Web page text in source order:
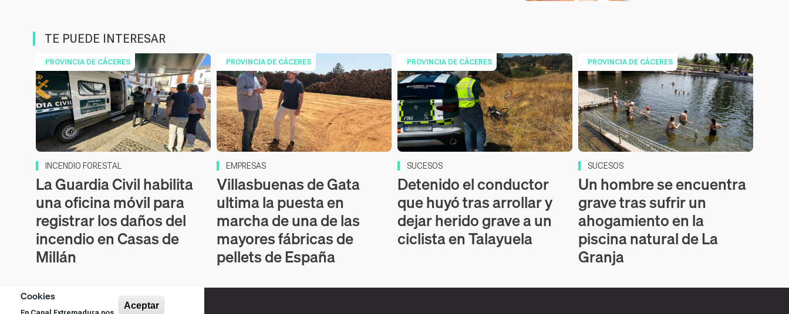
Cookies
Aceptar
TE PUEDE INTERESAR
PROVINCIA DE CÁCERES
INCENDIO FORESTAL
La Guardia Civil habilita
una oficina móvil para
registrar los daños del
incendio en Casas de
Millán
PROVINCIA DE CÁCERES
EMPRESAS
Villasbuenas de Gata
ultima la puesta en
marcha de una de las
mayores fábricas de
pellets de España
PROVINCIA DE CÁCERES
SUCESOS
Detenido el conductor
que huyó tras arrollar y
dejar herido grave a un
ciclista en Talayuela
PROVINCIA DE CÁCERES
SUCESOS
Un hombre se encuentra
grave tras sufrir un
ahogamiento en la
piscina natural de La
Granja